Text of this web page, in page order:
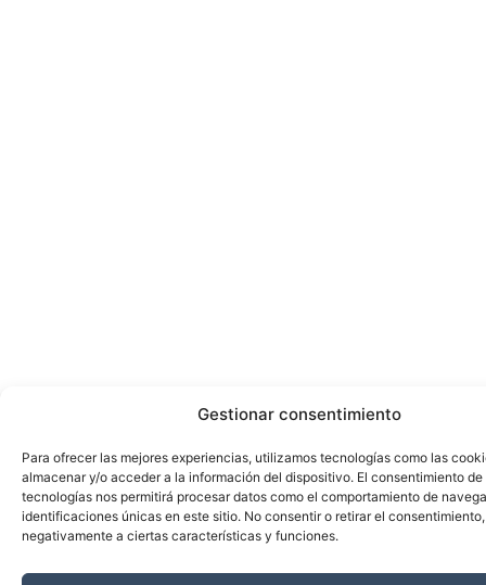
Gestionar consentimiento
Para ofrecer las mejores experiencias, utilizamos tecnologías como las
almacenar y/o acceder a la información del dispositivo. El consentimiento de
tecnologías nos permitirá procesar datos como el comportamiento de
identificaciones únicas en este sitio. No consentir o retirar el
negativamente a ciertas características y funciones.